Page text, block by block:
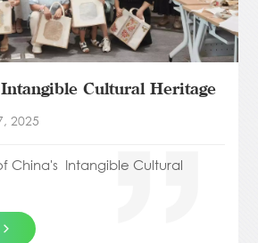
Cultural Heritage
2025
China's Intangible Cultural